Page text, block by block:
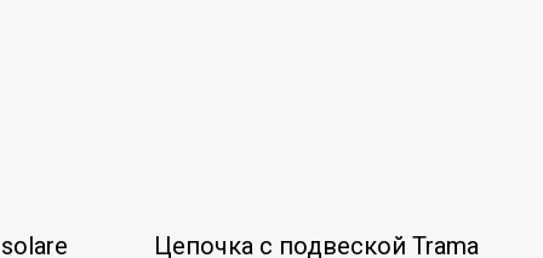
Цепочка с подвеской Trama